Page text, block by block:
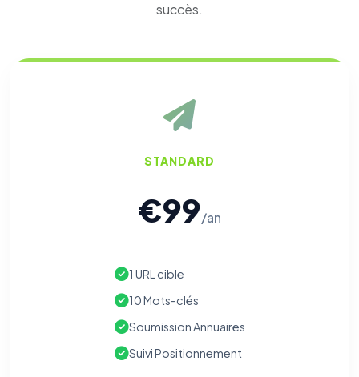
succès.
STANDARD
€99/an
1 URL cible
10 Mots-clés
Soumission Annuaires
Suivi Positionnement